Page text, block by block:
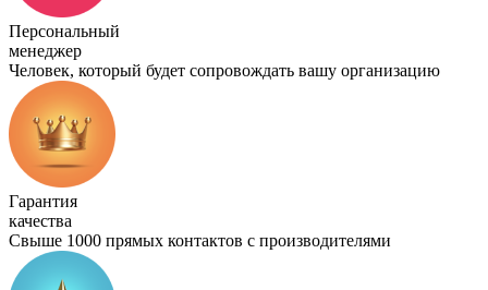
Персональный
менеджер
Человек, который будет сопровождать вашу организацию
Гарантия
качества
Свыше 1000 прямых контактов с производителями